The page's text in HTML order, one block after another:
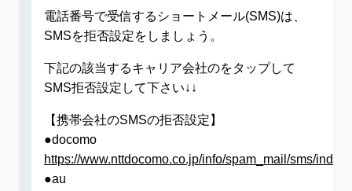
電話番号で受信するショートメール(SMS)は、
SMSを拒否設定をしましょう。
下記の該当するキャリア会社のをタップして
SMS拒否設定して下さい↓↓
【携帯会社のSMSの拒否設定】
●docomo
https://www.nttdocomo.co.jp/info/spam_mail/sms/
●au